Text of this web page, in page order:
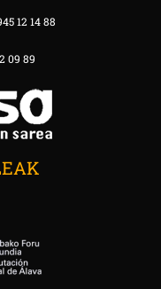
12 14 88
09 89